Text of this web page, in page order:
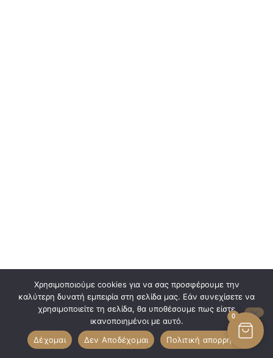
0
Χρησιμοποιούμε cookies για να σας προσφέρουμε την
καλύτερη δυνατή εμπειρία στη σελίδα μας. Εάν συνεχίσετε να
χρησιμοποιείτε τη σελίδα, θα υποθέσουμε πως είστε
ικανοποιημένοι με αυτό.
Δέχομαι
Δεν Αποδέχομαι Πολιτική απορρήτου